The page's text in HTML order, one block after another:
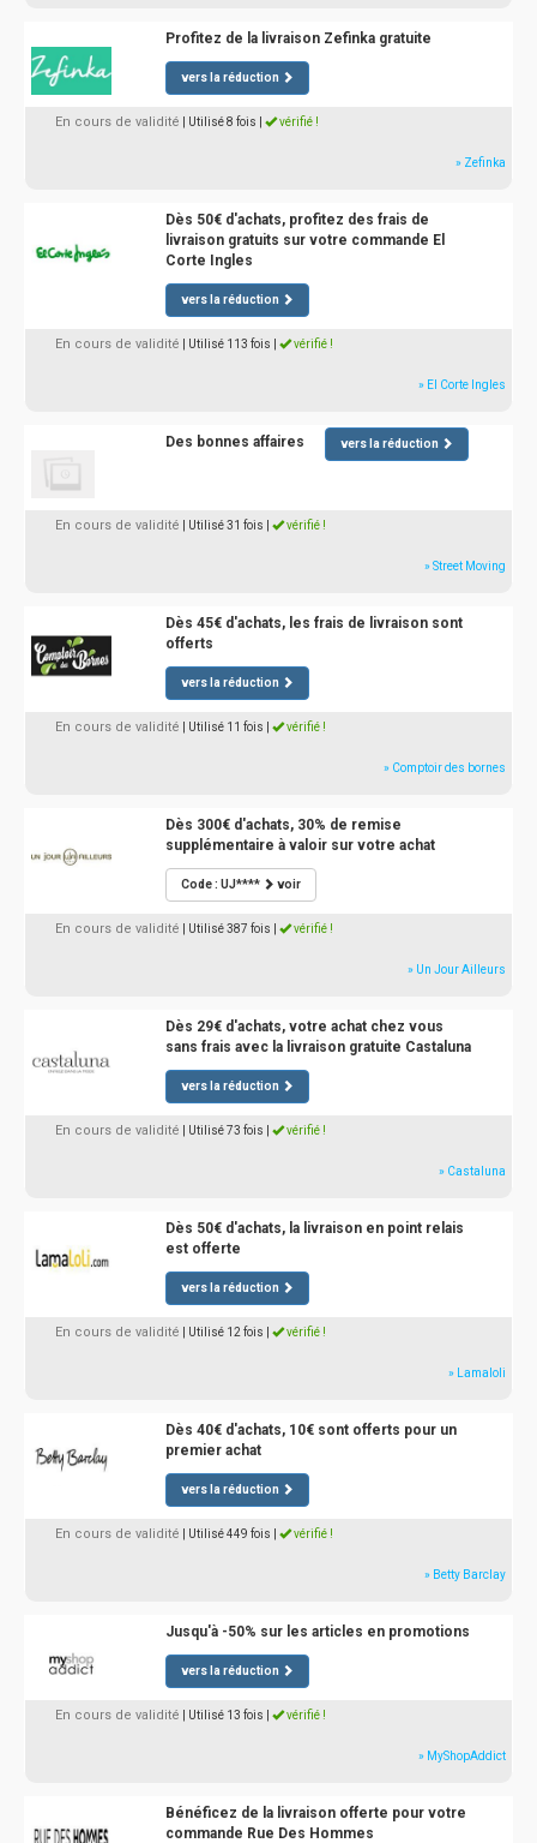
Profitez de la livraison Zefinka gratuite
vers la réduction
En cours de validité | Utilisé 8 fois vérifié !
» Zefinka
Dès 50€ d'achats, profitez des frais de
livraison gratuits sur votre commande El
Corte Ingles
vers la réduction
En cours de validité | Utilisé 113 fois vérifié !
» El Corte Ingles
Des bonnes affaires vers la réduction
En cours de validité | Utilisé 31 fois vérifié !
» Street Moving
Dès 45€ d'achats, les frais de livraison sont
offerts
vers la réduction
En cours de validité | Utilisé 11 fois vérifié !
» Comptoir des bornes
Dès 300€ d'achats, 30% de remise
supplémentaire à valoir sur votre achat
Code : UJ**** voir
En cours de validité | Utilisé 387 fois vérifié !
» Un Jour Ailleurs
Dès 29€ d'achats, votre achat chez vous
sans frais avec la livraison gratuite Castaluna
vers la réduction
En cours de validité | Utilisé 73 fois vérifié !
» Castaluna
Dès 50€ d'achats, la livraison en point relais
est offerte
vers la réduction
En cours de validité | Utilisé 12 fois vérifié !
» Lamaloli
Dès 40€ d'achats, 10€ sont offerts pour un
premier achat
vers la réduction
En cours de validité | Utilisé 449 fois vérifié !
» Betty Barclay
Jusqu'à -50% sur les articles en promotions
vers la réduction
En cours de validité | Utilisé 13 fois vérifié !
» MyShopAddict
Bénéficez de la livraison offerte pour votre
commande Rue Des Hommes